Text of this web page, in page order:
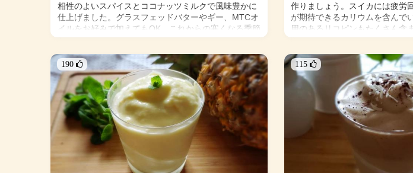
相性のよいスパイスとココナッツミルクで風味豊かに
仕上げました。グラスフェッドバターやギー、MTCオ
イルをお好みで加えてもOK。これからの寒くなる季節
にオススメの1杯です。
＜材料＞
・かぼちゃのピューレ 40g
・ラカント 小さじ2
・シナモン 小さじ¼
・ナツメグ 少々
・オールスパイス 少々
・コーヒー 200l
・ココナッツミルク 100ml
・グラスフェッドバターまたはギ―（お好みで）
作りましょう。スイカには疲労
が期待できるカリウムを含んで
用のあるリコピンもたくさん含
にも嬉しいフルーツです。ミン
＜材料＞
・スイカ（冷凍）200g
・レモン果汁 大さじ３
・ミント 一つまみ（約3～5g）
・オリゴ糖 小さじ１（オプショ
190  115 